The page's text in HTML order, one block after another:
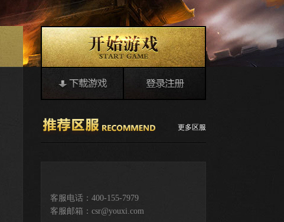
下载游戏 登录注册
更多区服
客服电话：400-155-7979
客服邮箱：csr@youxi.com